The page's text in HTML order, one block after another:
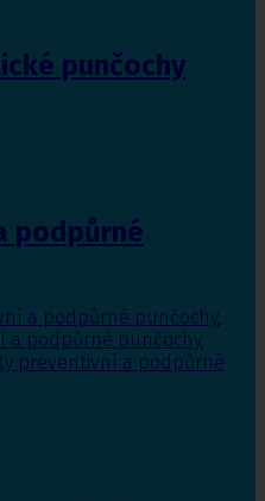
punčochy
podpůrné
a podpůrné punčochy,
a podpůrné punčochy,
preventivní a podpůrné